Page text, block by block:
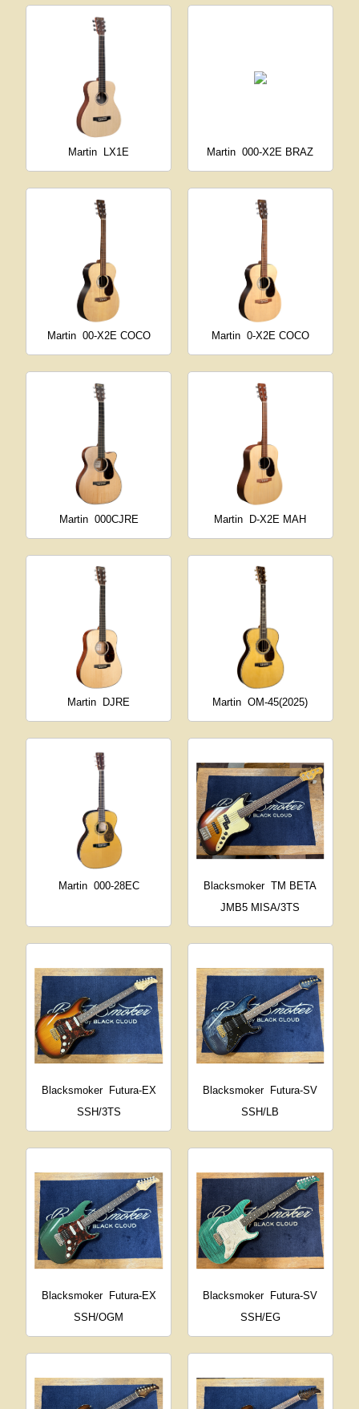
Martin LX1E Martin 000-X2E BRAZ
Martin 00-X2E COCO Martin 0-X2E COCO
Martin 000CJRE Martin D-X2E MAH
Martin DJRE Martin OM-45(2025)
Martin 000-28EC Blacksmoker TM BETA
JMB5 MISA/3TS
Blacksmoker
Futura-EX
SSH/3TS
Blacksmoker
Futura-SV
SSH/LB
Blacksmoker
Futura-EX
SSH/OGM
Blacksmoker
Futura-SV
SSH/EG